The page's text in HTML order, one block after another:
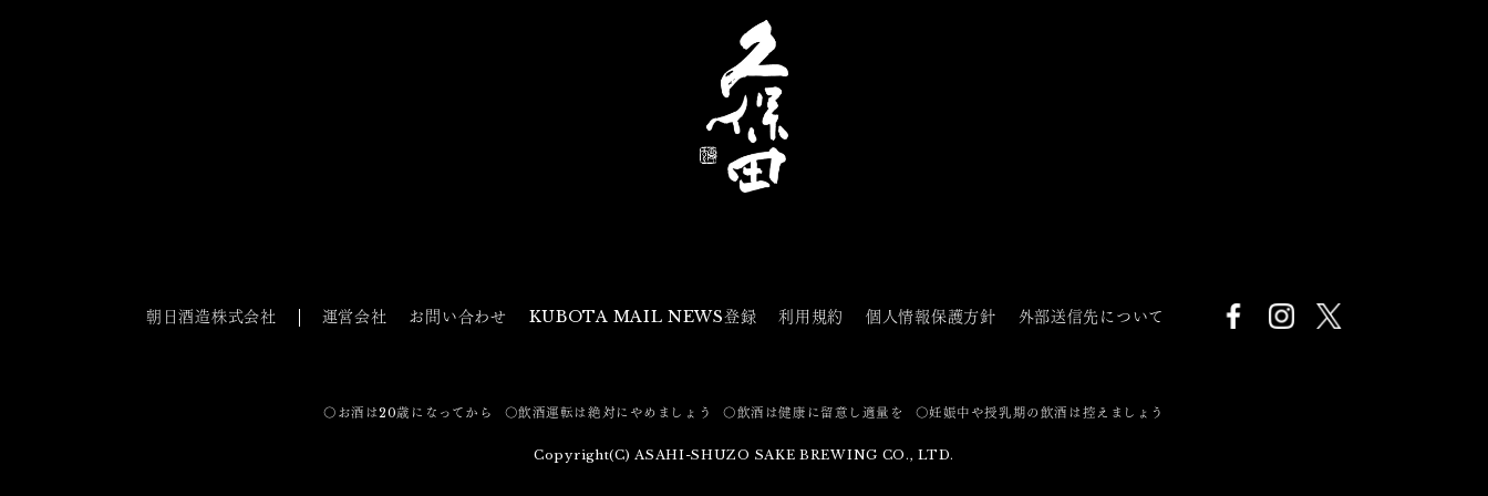
朝日酒造株式会社 運営会社 お問い合わせ KUBOTA MAIL NEWS登録 利用規約 個人情報保護方針 外部送信先について
〇お酒は20歳になってから 〇飲酒運転は絶対にやめましょう 〇飲酒は健康に留意し適量を 〇妊娠中や授乳期の飲酒は控えましょう
Copyright(C) ASAHI-SHUZO SAKE BREWING CO., LTD.